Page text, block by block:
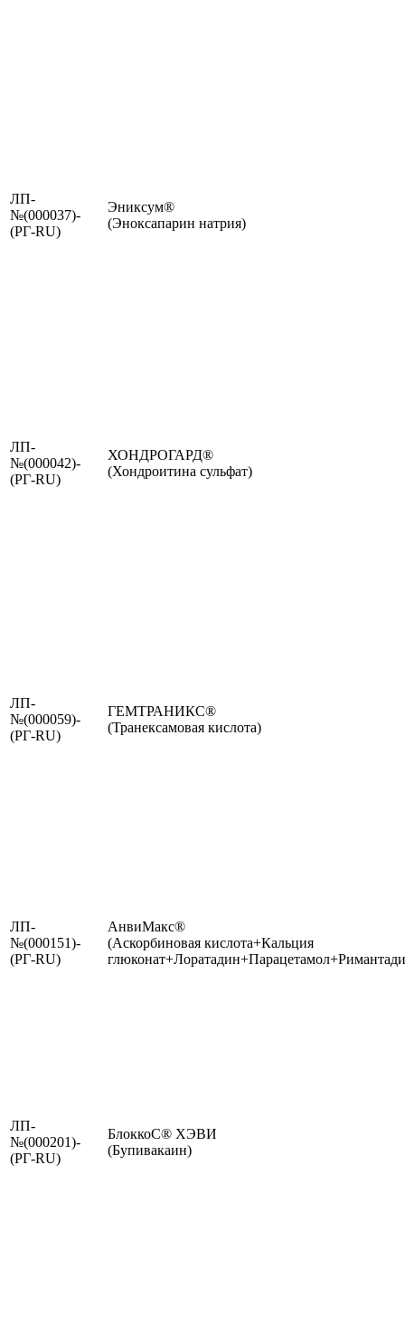
ЛП-
№(000037)-
(РГ-RU)
Эниксум®
(Эноксапарин натрия)
ЛП-
№(000042)-
(РГ-RU)
ХОНДРОГАРД®
(Хондроитина сульфат)
ЛП-
№(000059)-
(РГ-RU)
ГЕМТРАНИКС®
(Транексамовая кислота)
ЛП-
№(000151)-
(РГ-RU)
АнвиМакс®
(Аскорбиновая кислота+Кальция
ЛП-
№(000201)-
(РГ-RU)
БлоккоС® ХЭВИ
(Бупивакаин)